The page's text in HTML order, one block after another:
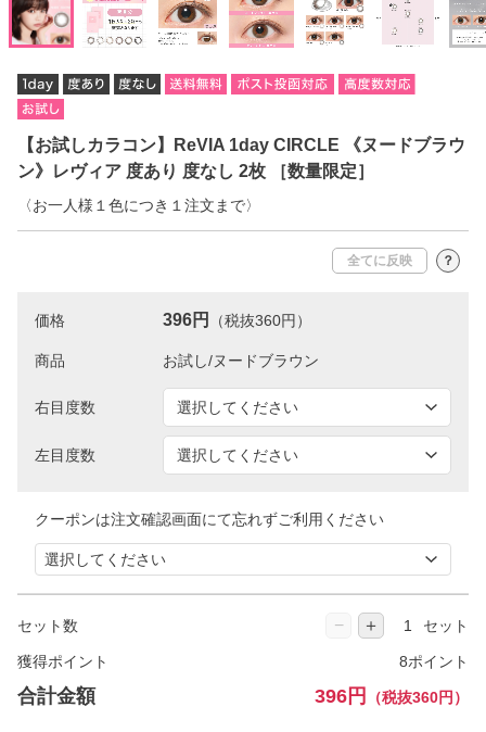
【お試しカラコン】ReVIA 1day CIRCLE 《ヌードブラウ
ン》レヴィア 度あり 度なし 2枚 ［数量限定］
〈お一人様１色につき１注文まで〉
全てに反映 ？
価格 396円 （税抜360円）
商品
右目度数
左目度数
クーポンは注文確認画面にて忘れずご利用ください
セット数 − ＋ セット
獲得ポイント 8ポイント
合計金額 396円 （税抜360円）